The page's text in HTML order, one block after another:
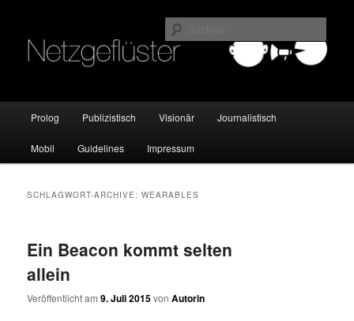
Netzgeflüster
Zum
Inhalt
Zum
sekundären
Prolog Publizistisch Visionär Journalistisch
Mobil Guidelines Impressum
SCHLAGWORT-ARCHIVE:WEARABLES
Ein Beacon kommt selten
allein
Veröffentlicht am9. Juli 2015vonAutorin